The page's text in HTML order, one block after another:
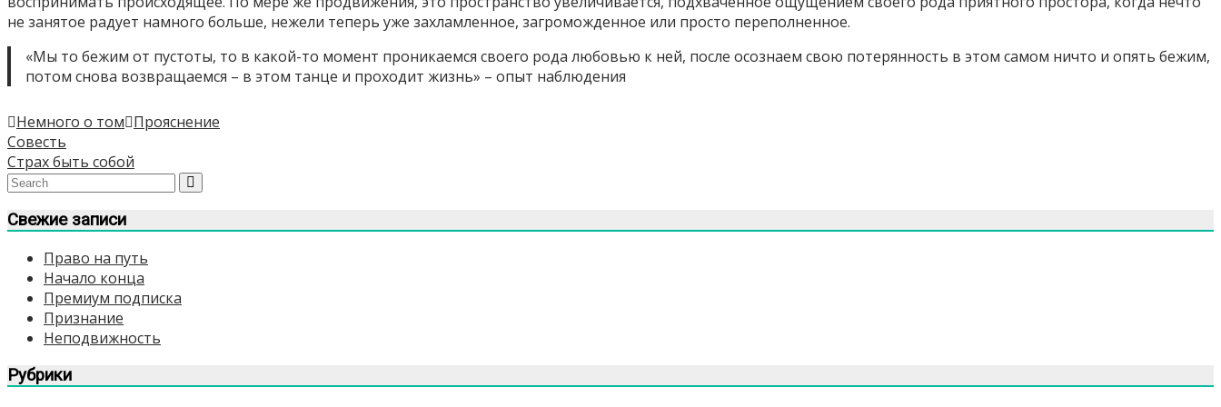
не занятое радует намного больше, нежели теперь уже захламленное, загроможденное или просто переполненное.
«Мы то бежим от пустоты, то в какой-то момент проникаемся своего рода любовью к ней, после осознаем свою потерянность в этом самом ничто и опять бежим,
потом снова возвращаемся – в этом танце и проходит жизнь» – опыт наблюдения
Немного о том Прояснение
Навигация
по
записям
Совесть
Страх быть собой
Свежие записи
Право на путь
Начало конца
Премиум подписка
Признание
Неподвижность
Рубрики